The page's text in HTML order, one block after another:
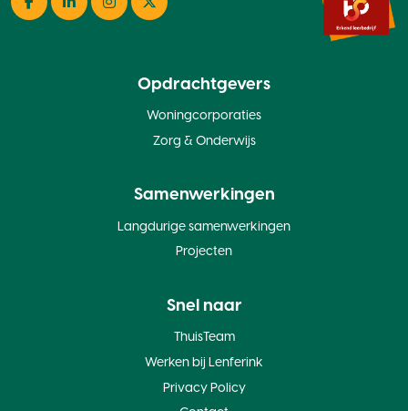
Facebook
LinkedInInstagramTwitter
Opdrachtgevers
Woningcorporaties
Zorg & Onderwijs
Samenwerkingen
Langdurige samenwerkingen
Projecten
Snel naar
ThuisTeam
Werken bij Lenferink
Privacy Policy